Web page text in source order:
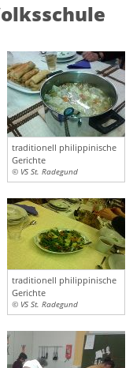
traditionell philippinische
Gerichte
© VS St. Radegund
traditionell philippinische
Gerichte
© VS St. Radegund